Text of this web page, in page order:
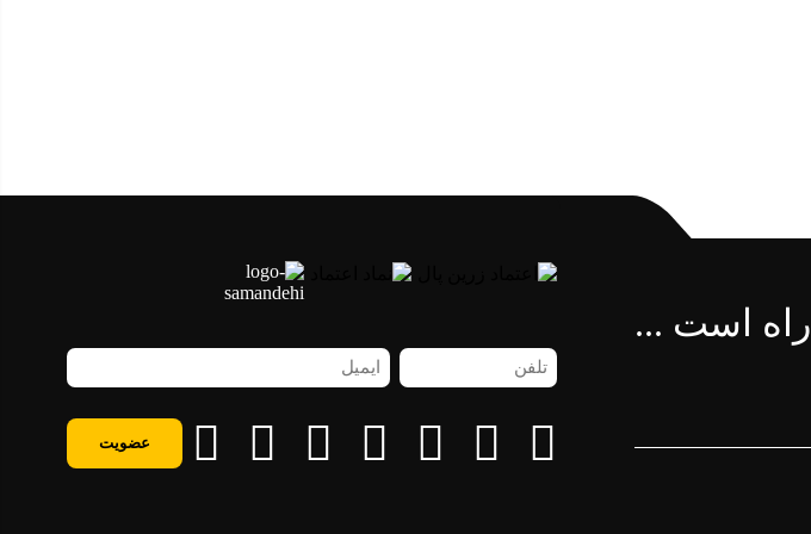
راه است ...
تلفن
همراه
(ضروری)
ایمیل